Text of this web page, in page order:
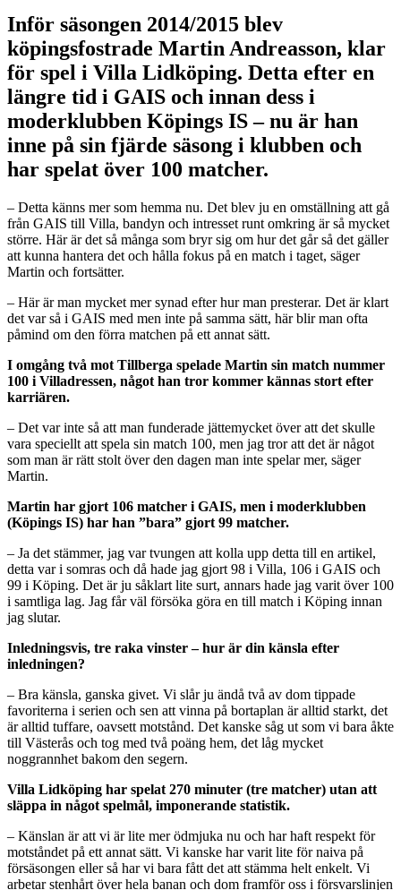
Inför säsongen 2014/2015 blev
köpingsfostrade Martin Andreasson, klar
för spel i Villa Lidköping. Detta efter en
längre tid i GAIS och innan dess i
moderklubben Köpings IS – nu är han
inne på sin fjärde säsong i klubben och
har spelat över 100 matcher.
– Detta känns mer som hemma nu. Det blev ju en omställning att gå
från GAIS till Villa, bandyn och intresset runt omkring är så mycket
större. Här är det så många som bryr sig om hur det går så det gäller
att kunna hantera det och hålla fokus på en match i taget, säger
Martin och fortsätter.
– Här är man mycket mer synad efter hur man presterar. Det är klart
det var så i GAIS med men inte på samma sätt, här blir man ofta
påmind om den förra matchen på ett annat sätt.
I omgång två mot Tillberga spelade Martin sin match nummer
100 i Villadressen, något han tror kommer kännas stort efter
karriären.
– Det var inte så att man funderade jättemycket över att det skulle
vara speciellt att spela sin match 100, men jag tror att det är något
som man är rätt stolt över den dagen man inte spelar mer, säger
Martin.
Martin har gjort 106 matcher i GAIS, men i moderklubben
(Köpings IS) har han ”bara” gjort 99 matcher.
– Ja det stämmer, jag var tvungen att kolla upp detta till en artikel,
detta var i somras och då hade jag gjort 98 i Villa, 106 i GAIS och
99 i Köping. Det är ju såklart lite surt, annars hade jag varit över 100
i samtliga lag. Jag får väl försöka göra en till match i Köping innan
jag slutar.
Inledningsvis, tre raka vinster – hur är din känsla efter
inledningen?
– Bra känsla, ganska givet. Vi slår ju ändå två av dom tippade
favoriterna i serien och sen att vinna på bortaplan är alltid starkt, det
är alltid tuffare, oavsett motstånd. Det kanske såg ut som vi bara åkte
till Västerås och tog med två poäng hem, det låg mycket
noggrannhet bakom den segern.
Villa Lidköping har spelat 270 minuter (tre matcher) utan att
släppa in något spelmål, imponerande statistik.
– Känslan är att vi är lite mer ödmjuka nu och har haft respekt för
motståndet på ett annat sätt. Vi kanske har varit lite för naiva på
försäsongen eller så har vi bara fått det att stämma helt enkelt. Vi
arbetar stenhårt över hela banan och dom framför oss i försvarslinjen